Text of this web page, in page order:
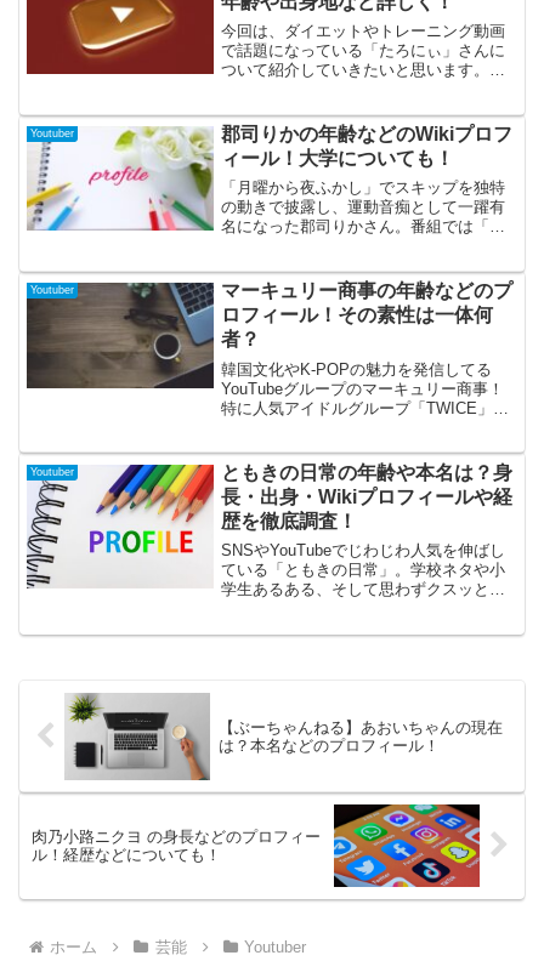
今回は、ダイエットやトレーニング動画
で話題になっている「たろにぃ」さんに
ついて紹介していきたいと思います。た
話題で、今でもスタイルをキープするた
めのトレーニングも注目されています。
男女ともに参考にしている方も多く、
徐々に人気が上がってきているようで
す。そんなたろにぃさんについて知りた
い方は、ぜひ最後まで読んでいってくだ
Youtuber
郡司りかの年齢などのWikiプロフ
ィール！大学についても！
「月曜から夜ふかし」でスキップを独特
の動きで披露し、運動音痴として一躍有
名になった郡司りかさん。番組では「郡
に投稿しています。夜ふかしでは変わっ
たＴシャツで運動音痴という2大特徴を持
つ郡司りかさんですが、どんな方のなの
でしょう。
Youtuber
マーキュリー商事の年齢などのプ
ロフィール！その素性は一体何
者？
韓国文化やK-POPの魅力を発信してる
YouTubeグループのマーキュリー商事！
特に人気アイドルグループ「TWICE」に
愛する人々にとって、見逃せない魅力的
な情報源となっています。そんなマーキ
ュリー商事について詳しく紹介していき
ます。
Youtuber
ともきの日常の年齢や本名は？身
長・出身・Wikiプロフィールや経
歴を徹底調査！
SNSやYouTubeでじわじわ人気を伸ばし
ている「ともきの日常」。学校ネタや小
学生あるある、そして思わずクスッと笑
【ぶーちゃんねる】あおいちゃんの現在
は？本名などのプロフィール！
肉乃小路ニクヨ の身長などのプロフィー
ル！経歴などについても！
ホーム 芸能 Youtuber